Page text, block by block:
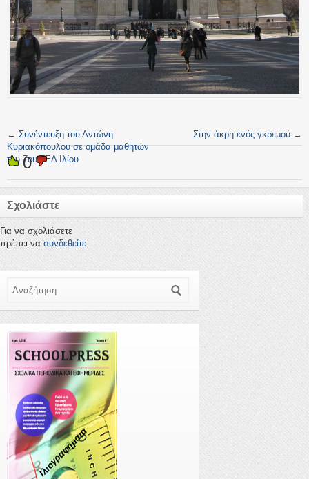
← Συνέντευξη του Αντώνη
Κυριακόπουλου σε ομάδα μαθητών
του 7ου ΓΕΛ Ιλίου
Στην άκρη ενός γκρεμού →
0
Σχολιάστε
Για να σχολιάσετε
πρέπει να συνδεθείτε.
Ιλιογραφήματα